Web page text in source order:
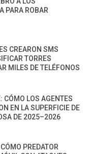
PARA ROBAR
CREARON SMS
TORRES
MILES DE TELÉFONOS
CÓMO LOS AGENTES
EN LA SUPERFICIE DE
DE 2025–2026
PREDATOR